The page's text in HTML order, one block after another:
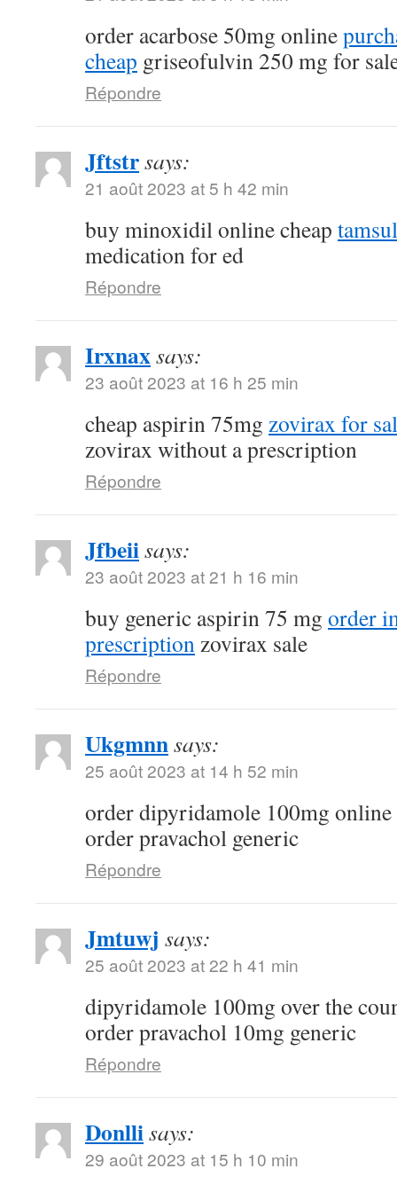
order acarbose 50mg online
cheap griseofulvin 250 mg for
Répondre
Jftstrsays:
21 août 2023 at 5 h 42 min
buy minoxidil online cheap
medication for ed
Répondre
Irxnaxsays:
23 août 2023 at 16 h 25 min
cheap aspirin 75mg zovirax for
zovirax without a prescription
Répondre
Jfbeiisays:
23 août 2023 at 21 h 16 min
buy generic aspirin 75 mg order
prescriptionzovirax sale
Répondre
Ukgmnnsays:
25 août 2023 at 14 h 52 min
order dipyridamole 100mg online
order pravachol generic
Répondre
Jmtuwj says:
25 août 2023 at 22 h 41 min
dipyridamole 100mg over the
order pravachol 10mg generic
Répondre
Donllisays:
29 août 2023 at 15 h 10 min